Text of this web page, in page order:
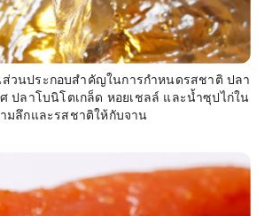
วนประกอบสำคัญในการกำหนดรสชาติ ปลา
ปลาโบนิโตเกล็ด หอยเชลล์ และน้ำซุปไก่ใน
มลึกและรสชาติให้กับจาน